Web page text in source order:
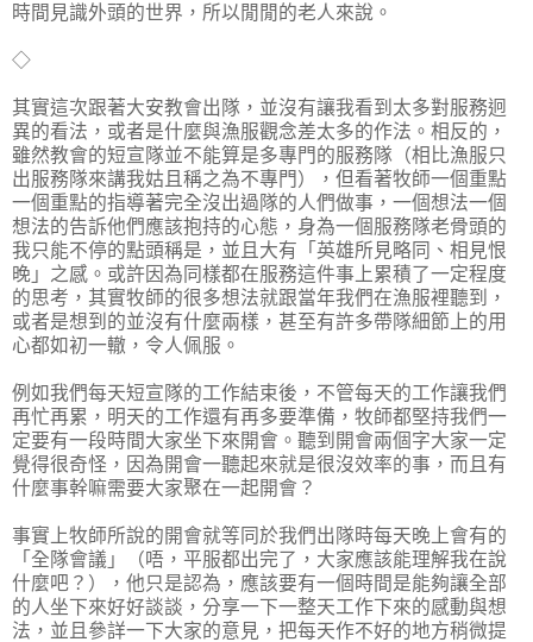
時間見識外頭的世界，所以閒閒的老人來說。
◇
其實這次跟著大安教會出隊，並沒有讓我看到太多對服務迥
異的看法，或者是什麼與漁服觀念差太多的作法。相反的，
雖然教會的短宣隊並不能算是多專門的服務隊（相比漁服只
出服務隊來講我姑且稱之為不專門），但看著牧師一個重點
一個重點的指導著完全沒出過隊的人們做事，一個想法一個
想法的告訴他們應該抱持的心態，身為一個服務隊老骨頭的
我只能不停的點頭稱是，並且大有「英雄所見略同、相見恨
晚」之感。或許因為同樣都在服務這件事上累積了一定程度
的思考，其實牧師的很多想法就跟當年我們在漁服裡聽到，
或者是想到的並沒有什麼兩樣，甚至有許多帶隊細節上的用
心都如初一轍，令人佩服。
例如我們每天短宣隊的工作結束後，不管每天的工作讓我們
再忙再累，明天的工作還有再多要準備，牧師都堅持我們一
定要有一段時間大家坐下來開會。聽到開會兩個字大家一定
覺得很奇怪，因為開會一聽起來就是很沒效率的事，而且有
什麼事幹嘛需要大家聚在一起開會？
事實上牧師所說的開會就等同於我們出隊時每天晚上會有的
「全隊會議」（唔，平服都出完了，大家應該能理解我在說
什麼吧？），他只是認為，應該要有一個時間是能夠讓全部
的人坐下來好好談談，分享一下一整天工作下來的感動與想
法，並且參詳一下大家的意見，把每天作不好的地方稍微提